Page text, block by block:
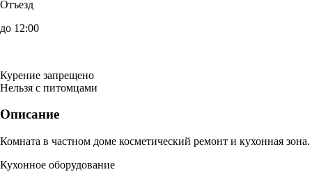
Отъезд
до 12:00
Курение запрещено
Нельзя с питомцами
Описание
Комната в частном доме косметический ремонт и кухонная зона.
Кухонное оборудование